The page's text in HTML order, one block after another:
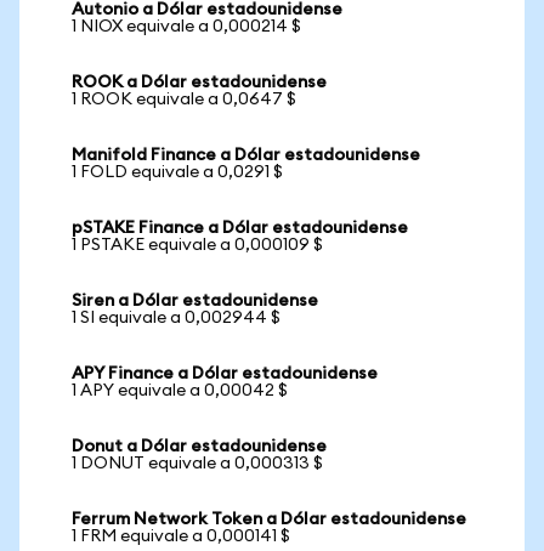
Autonio a Dólar estadounidense
1 NIOX equivale a 0,000214 $
ROOK a Dólar estadounidense
1 ROOK equivale a 0,0647 $
Manifold Finance a Dólar estadounidense
1 FOLD equivale a 0,0291 $
pSTAKE Finance a Dólar estadounidense
1 PSTAKE equivale a 0,000109 $
Siren a Dólar estadounidense
1 SI equivale a 0,002944 $
APY Finance a Dólar estadounidense
1 APY equivale a 0,00042 $
Donut a Dólar estadounidense
1 DONUT equivale a 0,000313 $
Ferrum Network Token a Dólar estadounidense
1 FRM equivale a 0,000141 $